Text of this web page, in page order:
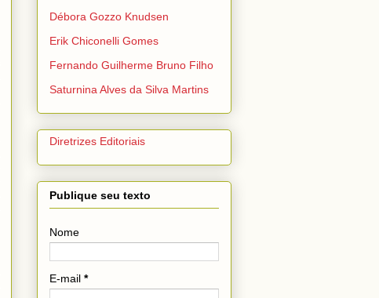
Débora Gozzo Knudsen
Erik Chiconelli Gomes
Fernando Guilherme Bruno Filho
Saturnina Alves da Silva Martins
Diretrizes Editoriais
Publique seu texto
Nome
E-mail *